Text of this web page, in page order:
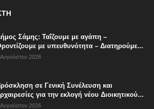
Σάμης: Ταΐζουμε με αγάπη –
με υπευθυνότητα – Διατηρούμε...
2026
σε Γενική Συνέλευση και
για την εκλογή νέου Διοικητικού...
2026